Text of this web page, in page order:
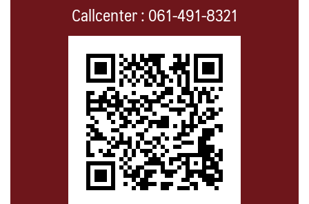
Callcenter : 061-491-8321